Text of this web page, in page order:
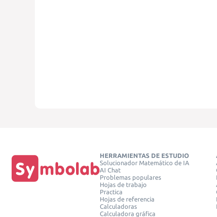
HERRAMIENTAS DE ESTUDIO
Solucionador Matemático de IA
AI Chat
Problemas populares
Hojas de trabajo
Practica
Hojas de referencia
Calculadoras
Calculadora gráfica